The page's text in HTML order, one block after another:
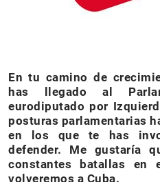
En tu camino de
has llegado al
eurodiputado por
posturas parlamentarias
en los que te has
defender. Me gustaría
constantes batallas en
volveremos a Cuba.